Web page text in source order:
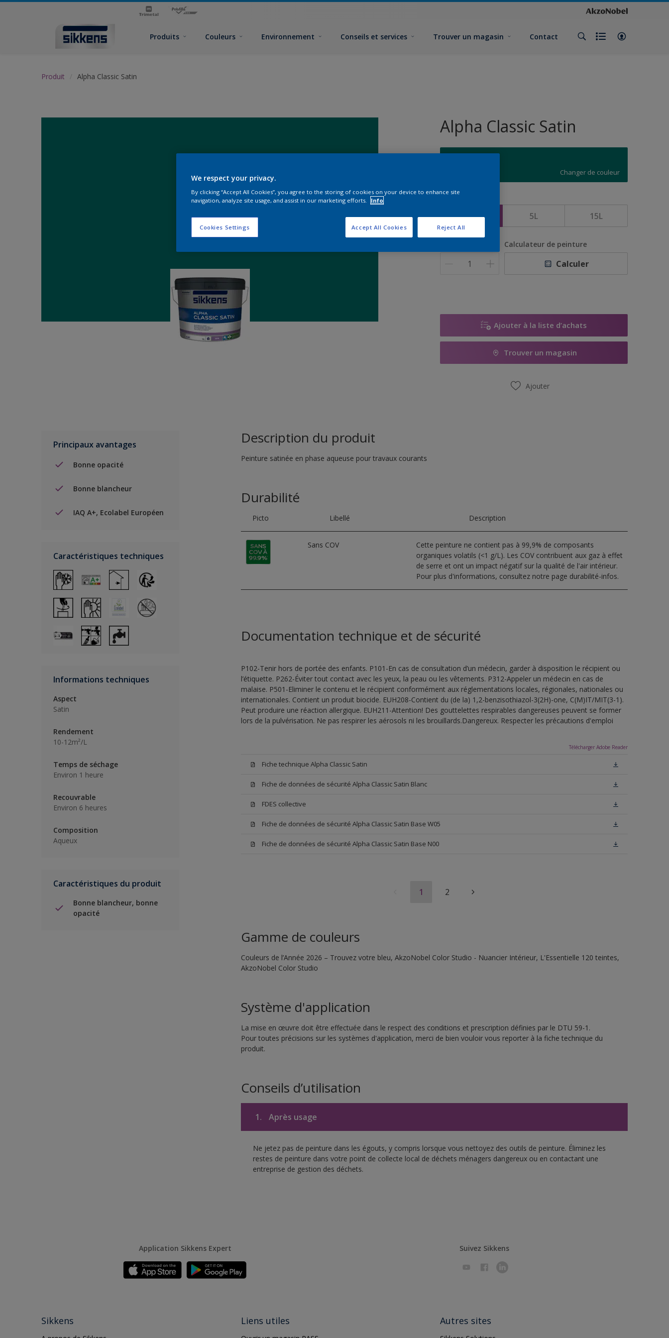
Produits Couleurs Environnement Conseils et services Trouver un magasin Contact
Produit Alpha Classic Satin
Alpha Classic Satin
Changer de couleur
1L 5L 15L
Calculateur de peinture
Calculer
Ajouter à la liste d’achats
Trouver un magasin
Ajouter
Principaux avantages
Bonne opacité
Bonne blancheur
IAQ A+, Ecolabel Européen
Caractéristiques techniques
Informations techniques
Aspect
Satin
Rendement
10-12m²/L
Temps de séchage
Environ 1 heure
Recouvrable
Environ 6 heures
Composition
Aqueux
Caractéristiques du produit
Bonne blancheur, bonne
opacité
Description du produit
Peinture satinée en phase aqueuse pour travaux courants
Durabilité
Picto Libellé Description
Sans COV
Cette peinture ne contient pas à 99,9% de composants
organiques volatils (<1 g/L). Les COV contribuent aux gaz à effet
de serre et ont un impact négatif sur la qualité de l'air intérieur.
Pour plus d'informations, consultez notre page durabilité-infos.
Documentation technique et de sécurité
P102-Tenir hors de portée des enfants. P101-En cas de consultation d’un médecin, garder à disposition le récipient ou
l’étiquette. P262-Éviter tout contact avec les yeux, la peau ou les vêtements. P312-Appeler un médecin en cas de
malaise. P501-Eliminer le contenu et le récipient conformément aux réglementations locales, régionales, nationales ou
internationales. Contient un produit biocide. EUH208-Contient du (de la) 1,2-benzisothiazol-3(2H)-one, C(M)IT/MIT(3-1).
Peut produire une réaction allergique. EUH211-Attention! Des gouttelettes respirables dangereuses peuvent se former
lors de la pulvérisation. Ne pas respirer les aérosols ni les brouillards.Dangereux. Respecter les précautions d'emploi
Télécharger Adobe Reader
Fiche technique Alpha Classic Satin
Fiche de données de sécurité Alpha Classic Satin Blanc
FDES collective
Fiche de données de sécurité Alpha Classic Satin Base W05
Fiche de données de sécurité Alpha Classic Satin Base N00
1 2
Gamme de couleurs
Couleurs de l’Année 2026 – Trouvez votre bleu, AkzoNobel Color Studio - Nuancier Intérieur, L'Essentielle 120 teintes,
AkzoNobel Color Studio
Système d'application
La mise en œuvre doit être effectuée dans le respect des conditions et prescription définies par le DTU 59-1.
Pour toutes précisions sur les systèmes d'application, merci de bien vouloir vous reporter à la fiche technique du
produit.
Conseils d’utilisation
1. Après usage
Ne jetez pas de peinture dans les égouts, y compris lorsque vous nettoyez des outils de peinture. Éliminez les
restes de peinture dans votre point de collecte local de déchets ménagers dangereux ou en contactant une
entreprise de gestion des déchets.
Application Sikkens Expert Suivez Sikkens
Sikkens Liens utiles Autres sites
We respect your privacy.
By clicking “Accept All Cookies”, you agree to the storing of cookies on your device to enhance site
navigation, analyze site usage, and assist in our marketing efforts.
Info
Cookies Settings Reject All
Accept All Cookies